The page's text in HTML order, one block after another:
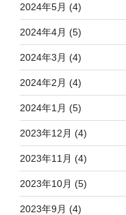
2024年5月 (4)
2024年4月 (5)
2024年3月 (4)
2024年2月 (4)
2024年1月 (5)
2023年12月 (4)
2023年11月 (4)
2023年10月 (5)
2023年9月 (4)